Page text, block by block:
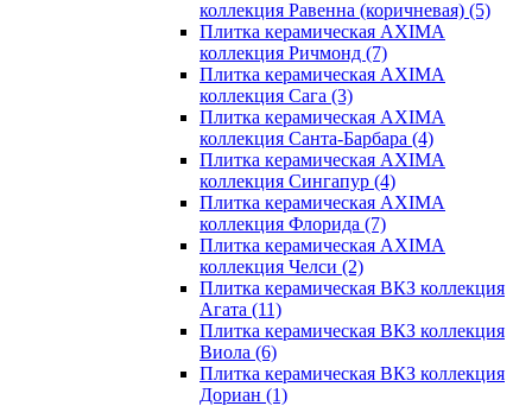
коллекция Равенна (коричневая) (5)
Плитка керамическая AXIMA
коллекция Ричмонд (7)
Плитка керамическая AXIMA
коллекция Сага (3)
Плитка керамическая AXIMA
коллекция Санта-Барбара (4)
Плитка керамическая AXIMA
коллекция Сингапур (4)
Плитка керамическая AXIMA
коллекция Флорида (7)
Плитка керамическая AXIMA
коллекция Челси (2)
Плитка керамическая ВКЗ коллекция
Агата (11)
Плитка керамическая ВКЗ коллекция
Виола (6)
Плитка керамическая ВКЗ коллекция
Дориан (1)